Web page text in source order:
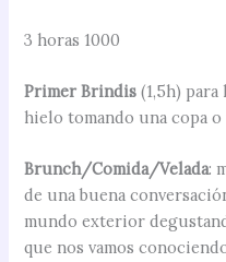
3 horas 1000
Primer Brindis (1,5h)
hielo tomando una copa
Brunch/Comida/Velada:
de una buena
mundo exterior
que nos vamos